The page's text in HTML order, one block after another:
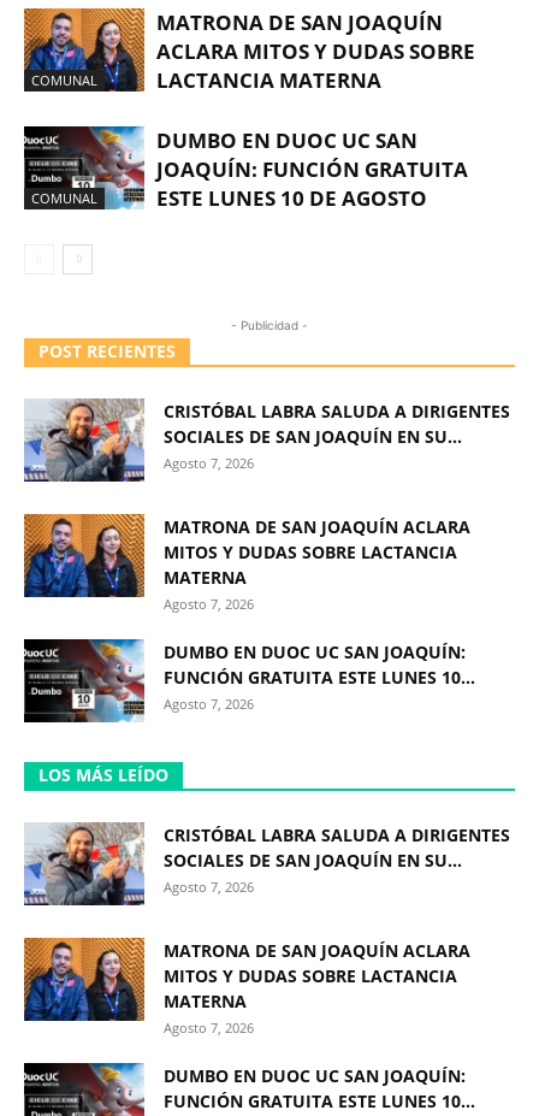
COMUNAL
MATRONA DE SAN JOAQUÍN
ACLARA MITOS Y DUDAS SOBRE
LACTANCIA MATERNA
COMUNAL
DUMBO EN DUOC UC SAN
JOAQUÍN: FUNCIÓN GRATUITA
ESTE LUNES 10 DE AGOSTO
- Publicidad -
POST RECIENTES
CRISTÓBAL LABRA SALUDA A DIRIGENTES
SOCIALES DE SAN JOAQUÍN EN SU...
Agosto 7, 2026
MATRONA DE SAN JOAQUÍN ACLARA
MITOS Y DUDAS SOBRE LACTANCIA
MATERNA
Agosto 7, 2026
DUMBO EN DUOC UC SAN JOAQUÍN:
FUNCIÓN GRATUITA ESTE LUNES 10...
Agosto 7, 2026
LOS MÁS LEÍDO
CRISTÓBAL LABRA SALUDA A DIRIGENTES
SOCIALES DE SAN JOAQUÍN EN SU...
Agosto 7, 2026
MATRONA DE SAN JOAQUÍN ACLARA
MITOS Y DUDAS SOBRE LACTANCIA
MATERNA
Agosto 7, 2026
DUMBO EN DUOC UC SAN JOAQUÍN:
FUNCIÓN GRATUITA ESTE LUNES 10...